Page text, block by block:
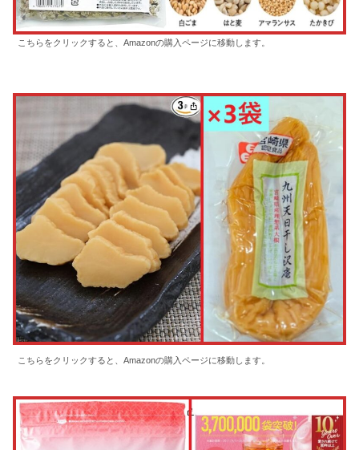
こちらをクリックすると、Amazonの購入ページに移動します。
こちらをクリックすると、Amazonの購入ページに移動します。